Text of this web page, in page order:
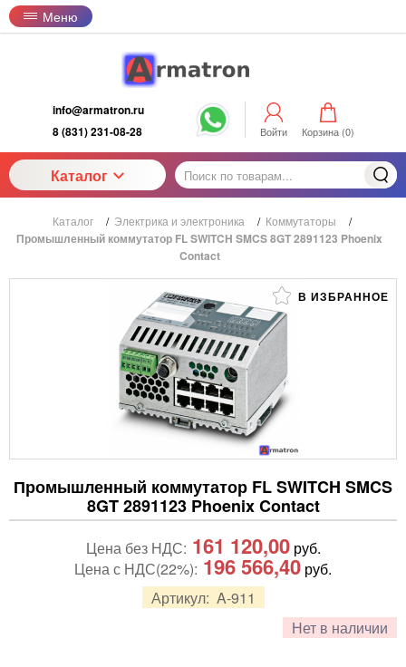
Меню
info@armatron.ru
8 (831) 231-08-28
Войти Корзина (0)
Каталог
Каталог / Электрика и электроника / Коммутаторы /
Промышленный коммутатор FL SWITCH SMCS 8GT 2891123 Phoenix
Contact
В ИЗБРАННОЕ
Промышленный коммутатор FL SWITCH SMCS
8GT 2891123 Phoenix Contact
Артикул: A-911
Нет в наличии
Цена без НДС: 161 120,00руб.
Цена с НДС(22%): 196 566,40 руб.